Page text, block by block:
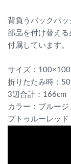
背負うバックパ
部品を付け替え
付属しています。
サイズ：
折りたたみ時：
3辺合計：166cm
カラー：ブルー
プトゥルーレッド